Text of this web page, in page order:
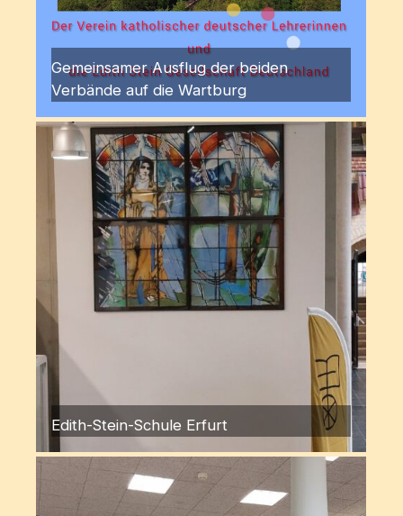
Gemeinsamer Ausflug der beiden
Verbände auf die Wartburg
Edith-Stein-Schule Erfurt